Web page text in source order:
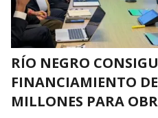
RÍO NEGRO
FINANCIAMIENTO
MILLONES PARA